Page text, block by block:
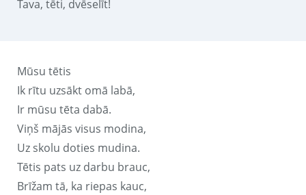
Tava, tēti, dvēselīt!
Mūsu tētis
Ik rītu uzsākt omā labā,
Ir mūsu tēta dabā.
Viņš mājās visus modina,
Uz skolu doties mudina.
Tētis pats uz darbu brauc,
Brīžam tā, ka riepas kauc,